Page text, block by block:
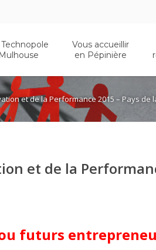
Mulhouse
Vous accueillir
en Pépinière
et de la Performance 2015 – Pays
et de la
futurs